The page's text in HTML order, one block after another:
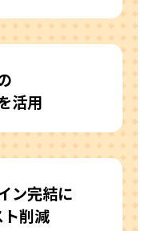
活用
ン完結に
削減